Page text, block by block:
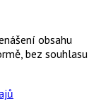
obsahu
bez souhlasu